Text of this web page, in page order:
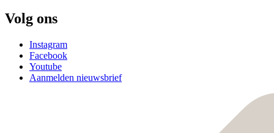
Volg ons
Instagram
Facebook
Youtube
Aanmelden nieuwsbrief